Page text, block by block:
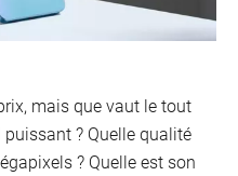
mais que vaut le tout
puissant ? Quelle qualité
? Quelle est son